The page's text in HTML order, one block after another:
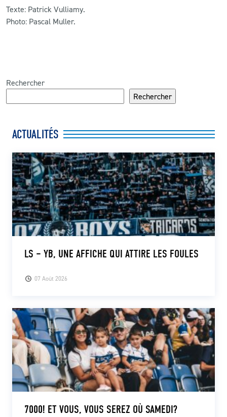
Texte: Patrick Vulliamy.
Photo: Pascal Muller.
Rechercher
Rechercher
ACTUALITÉS
07 Août 2026
LS – YB, UNE AFFICHE QUI ATTIRE LES FOULES
7000! ET VOUS, VOUS SEREZ OÙ SAMEDI?